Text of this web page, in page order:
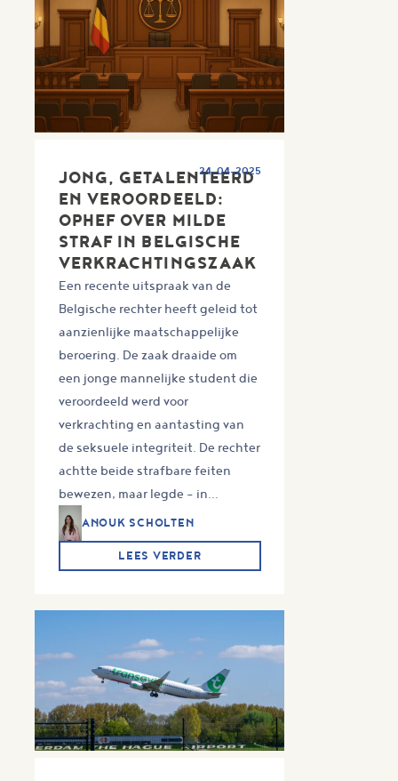
JONG, GETALENTEERD
EN VEROORDEELD:
OPHEF OVER MILDE
STRAF IN BELGISCHE
VERKRACHTINGSZAAK
24-04-2025
Een recente uitspraak van de
Belgische rechter heeft geleid tot
aanzienlijke maatschappelijke
beroering. De zaak draaide om
een jonge mannelijke student die
veroordeeld werd voor
verkrachting en aantasting van
de seksuele integriteit. De rechter
achtte beide strafbare feiten
bewezen, maar legde – in...
ANOUK SCHOLTEN
LEES VERDER